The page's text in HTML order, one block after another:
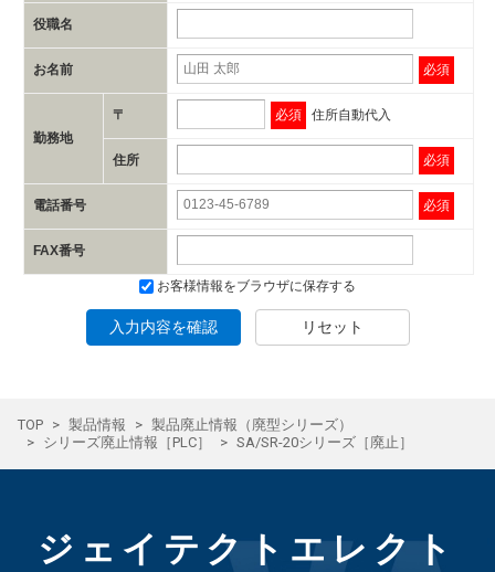
役職名
お名前 必須
勤務地
〒 必須 住所自動代入
住所 必須
電話番号 必須
FAX番号
お客様情報をブラウザに保存する
入力内容を確認 リセット
TOP 製品情報
製品廃止情報（廃型シリーズ）
シリーズ廃止情報［PLC］
SA/SR-20シリーズ［廃止］
ジェイテクトエレクト